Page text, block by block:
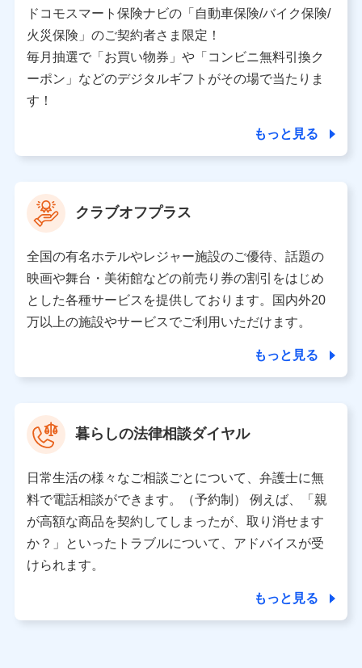
おり）
東京都千代田区永田町2丁目11番1号 山王パークタワー
株式会社NTTドコモ 代表取締役社長 前田 義晃
東京都中央区日本橋人形町2-14-10 アーバンネット日
本橋ビル 3F
ソナルデータ憲章」に定める行動原則を順守します 。
※ パーソナルデータダッシュボードの「第三者提供の
管理」の設定状態にかかわらず、共同利用する場合があ
ります。
※ dポイントクラブ会員ではないお客さま（2019年12
月11日以降、一度もdポイントクラブ会員であったこと
がないお客さまに限る）に関する、2019年12月10日以
前に取得した個人データは、こちら の利用目的の範囲内
す。
【共同して利用される利用データの項目】
当社または株式会社NTTドコモ・フィナンシャルグルー
プがサービス提供等を通じて取得した、以下の情報など
の個人データ
基本情報
氏名、電話番号、メールアドレス、お客さまの識別子、属
性、連絡先、dポイントサービスのご利用に関する情報。例
所、dポイント残高、dポイント利用履歴などが含まれます。
利用情報
ドコモスマート保険ナビの「自動車保険/バイク保険/
火災保険」のご契約者さま限定！
毎月抽選で「お買い物券」や「コンビニ無料引換ク
ーポン」などのデジタルギフトがその場で当たりま
す！
もっと見る
クラブオフプラス
全国の有名ホテルやレジャー施設のご優待、話題の
映画や舞台・美術館などの前売り券の割引をはじめ
とした各種サービスを提供しております。国内外20
万以上の施設やサービスでご利用いただけます。
もっと見る
暮らしの法律相談ダイヤル
日常生活の様々なご相談ごとについて、弁護士に無
料で電話相談ができます。（予約制） 例えば、「親
が高額な商品を契約してしまったが、取り消せます
か？」といったトラブルについて、アドバイスが受
けられます。
もっと見る